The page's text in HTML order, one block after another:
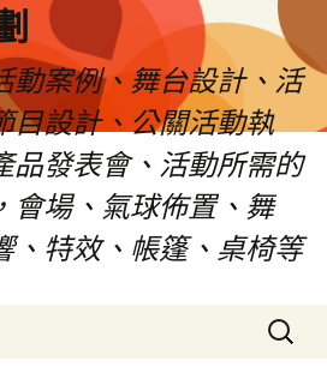
動案例、舞台設計、活
目設計、公關活動執
品發表會、活動所需的
會場、氣球佈置、舞
、特效、帳篷、桌椅等
搜
尋